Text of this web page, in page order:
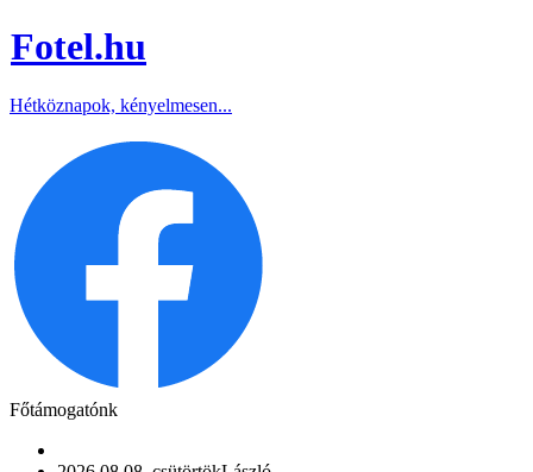
Fotel.hu
Hétköznapok, kényelmesen...
Főtámogatónk